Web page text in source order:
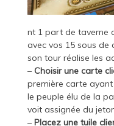
nt 1 part de taverne
avec vos 15 sous de
son tour réalise les
– Choisir une carte
première carte
le peuple élu de la
voit assignée du
– Placez une tuile